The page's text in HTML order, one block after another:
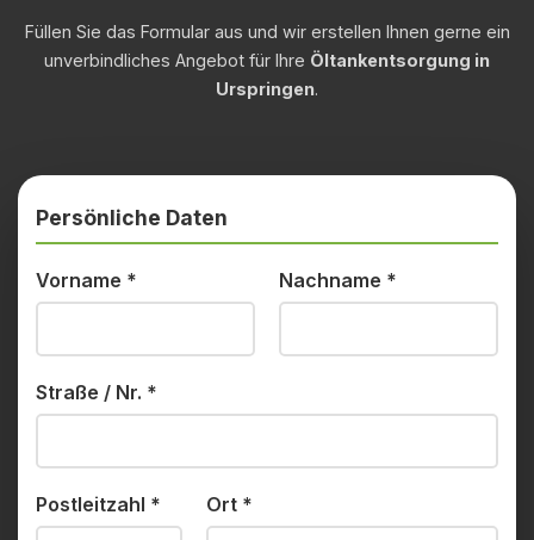
Füllen Sie das Formular aus und wir erstellen Ihnen gerne ein
unverbindliches Angebot für Ihre Öltankentsorgung in
Urspringen.
Persönliche Daten
Vorname * Nachname *
Straße / Nr. *
Postleitzahl * Ort *